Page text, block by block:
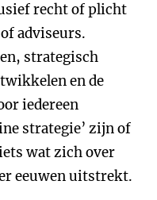
recht of plicht
adviseurs.
strategisch
en de
iedereen
strategie’ zijn of
wat zich over
eeuwen uitstrekt.